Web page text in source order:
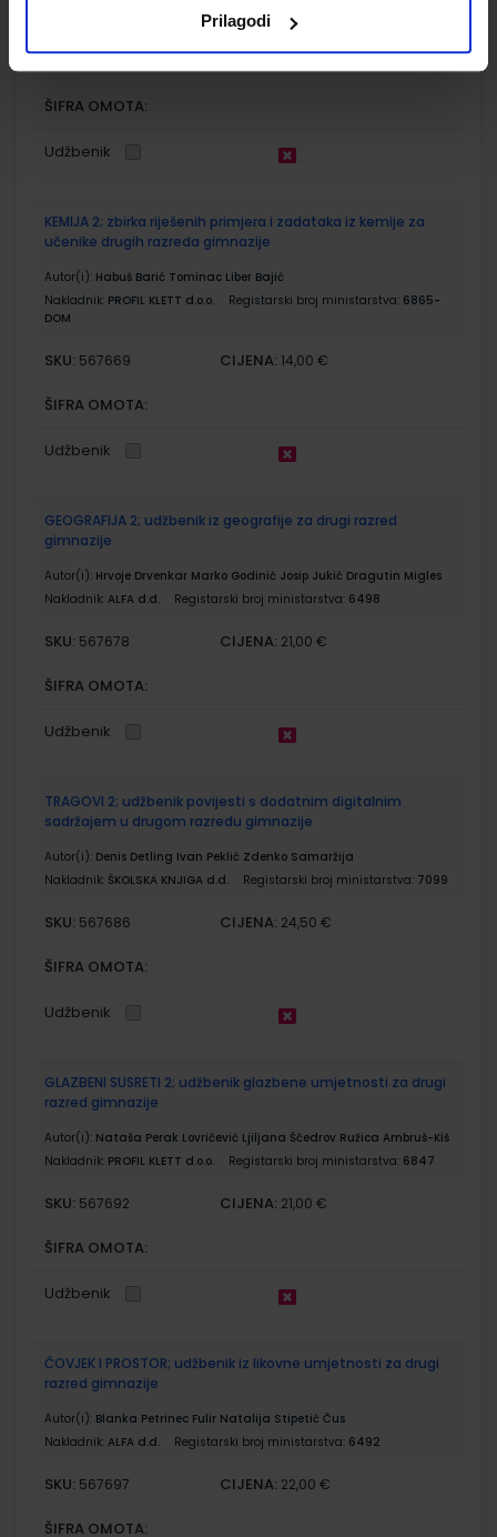
Prilagodi
PROFIL KLETT d.o.o. Registarski broj ministarstva:
SKU: CIJENA:
ŠIFRA OMOTA:
Udžbenik
KEMIJA 2; zbirka riješenih primjera i zadataka iz kemije za
učenike drugih razreda gimnazije
Autor(i): Habuš Barić Tominac Liber Bajić
Nakladnik: PROFIL KLETT d.o.o. Registarski broj ministarstva: 6865-
DOM
SKU: 567669 CIJENA: 14,00 €
ŠIFRA OMOTA:
Udžbenik
GEOGRAFIJA 2; udžbenik iz geografije za drugi razred
gimnazije
Autor(i): Hrvoje Drvenkar Marko Godinić Josip Jukić Dragutin Migles
Nakladnik: ALFA d.d. Registarski broj ministarstva: 6498
SKU: 567678 CIJENA: 21,00 €
ŠIFRA OMOTA:
Udžbenik
TRAGOVI 2; udžbenik povijesti s dodatnim digitalnim
sadržajem u drugom razredu gimnazije
Autor(i): Denis Detling Ivan Peklić Zdenko Samaržija
Nakladnik: ŠKOLSKA KNJIGA d.d. Registarski broj ministarstva: 7099
SKU: 567686 CIJENA: 24,50 €
ŠIFRA OMOTA:
Udžbenik
GLAZBENI SUSRETI 2; udžbenik glazbene umjetnosti za drugi
razred gimnazije
Autor(i): Nataša Perak Lovričević Ljiljana Ščedrov Ružica Ambruš-Kiš
Nakladnik: PROFIL KLETT d.o.o. Registarski broj ministarstva: 6847
SKU: 567692 CIJENA: 21,00 €
ŠIFRA OMOTA:
Udžbenik
ČOVJEK I PROSTOR; udžbenik iz likovne umjetnosti za drugi
razred gimnazije
Autor(i): Blanka Petrinec Fulir Natalija Stipetić Čus
Nakladnik: ALFA d.d. Registarski broj ministarstva: 6492
SKU: 567697 CIJENA: 22,00 €
ŠIFRA OMOTA: